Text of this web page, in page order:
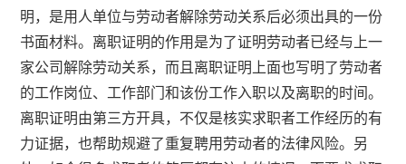
明，是用人单位与劳动者解除劳动关系后必须出具的一份
书面材料。离职证明的作用是为了证明劳动者已经与上一
家公司解除劳动关系，而且离职证明上面也写明了劳动者
的工作岗位、工作部门和该份工作入职以及离职的时间。
离职证明由第三方开具，不仅是核实求职者工作经历的有
力证据，也帮助规避了重复聘用劳动者的法律风险。另